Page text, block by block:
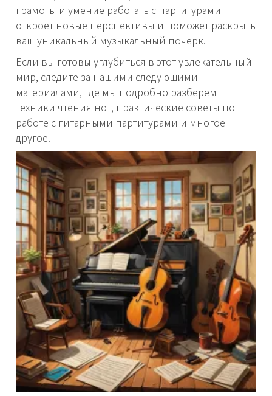
грамоты и умение работать с партитурами
откроет новые перспективы и поможет раскрыть
ваш уникальный музыкальный почерк.
Если вы готовы углубиться в этот увлекательный
мир, следите за нашими следующими
материалами, где мы подробно разберем
техники чтения нот, практические советы по
работе с гитарными партитурами и многое
другое.